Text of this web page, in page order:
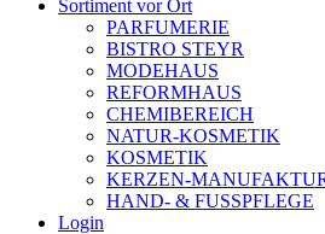
Sortiment vor Ort
PARFUMERIE
BISTRO STEYR
MODEHAUS
REFORMHAUS
CHEMIBEREICH
NATUR-KOSMETIK
KOSMETIK
KERZEN-
HAND- & FUSSPFLEGE
Login